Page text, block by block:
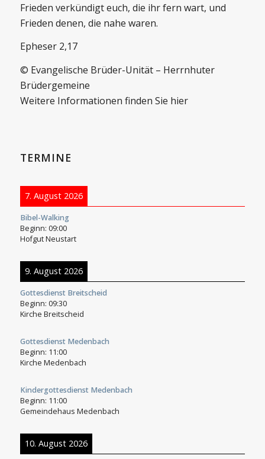
Frieden verkündigt euch, die ihr fern wart, und
Frieden denen, die nahe waren.
Epheser 2,17
© Evangelische Brüder-Unität – Herrnhuter
Brüdergemeine
Weitere Informationen finden Sie hier
TERMINE
7. August 2026
Bibel-Walking
Beginn: 09:00
Hofgut Neustart
9. August 2026
Gottesdienst Breitscheid
Beginn: 09:30
Kirche Breitscheid
Gottesdienst Medenbach
Beginn: 11:00
Kirche Medenbach
Kindergottesdienst Medenbach
Beginn: 11:00
Gemeindehaus Medenbach
10. August 2026